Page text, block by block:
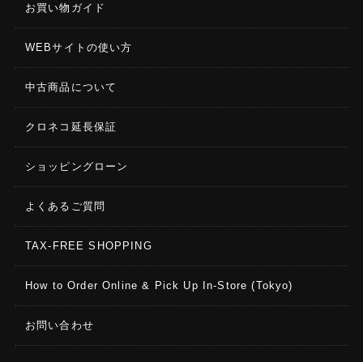
お買い物ガイド
WEBサイトの使い方
中古商品について
クロネコ延長保証
ショッピングローン
よくあるご質問
TAX-FREE SHOPPING
How to Order Online & Pick Up In-Store (Tokyo)
お問い合わせ